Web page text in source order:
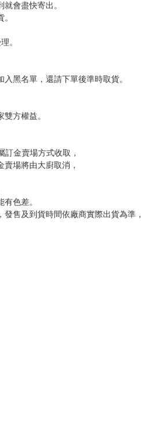
會盡快寄出。
。
黑名單，還請下單後準時取貨。
方權益。
金賣場方式收取，
場將由大廚取消，
色差。
售及到貨時間依廠商實際出貨為準，